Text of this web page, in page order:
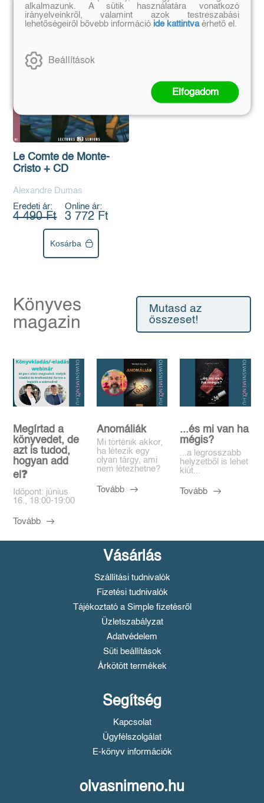
Le Comte de Monte-
Cristo + CD
Alexandre Dumas
Eredeti ár:
4 490 Ft
Online ár:
3 772 Ft
Kosárba
Könyves
magazin
Mutasd az
összeset!
Megírtad a
könyvedet, de
azt is tudod,
hogyan add
el❓️
Időpont: június
16., 18:00-19:00
Tovább
Anomáliák
Mi történik akkor,
ha létezik egy
olyan tárgy, ami
nem létezhetne?
Tovább
...és mi van ha
mégis?
...a legrosszabb
helyzetből is lehet
kiút...
Tovább
Vásárlás
Szállítási tudnivalók
Fizetési tudnivalók
Tájékoztató a Simple fizetésről
Üzletszabályzat
Adatvédelem
Süti beállítások
Árkötött termékek
Segítség
Kapcsolat
Ügyfélszolgálat
E-könyv információk
olvasnimeno.hu
alkalmazunk. A sütik használatára vonatkozó
irányelveinkről, valamint azok testreszabási
lehetőségeiről bővebb információ ide kattintvaérhető el.
Beállítások
Elfogadom